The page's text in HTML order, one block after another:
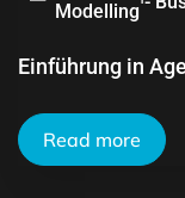
Modelling
Einführung in
Read more